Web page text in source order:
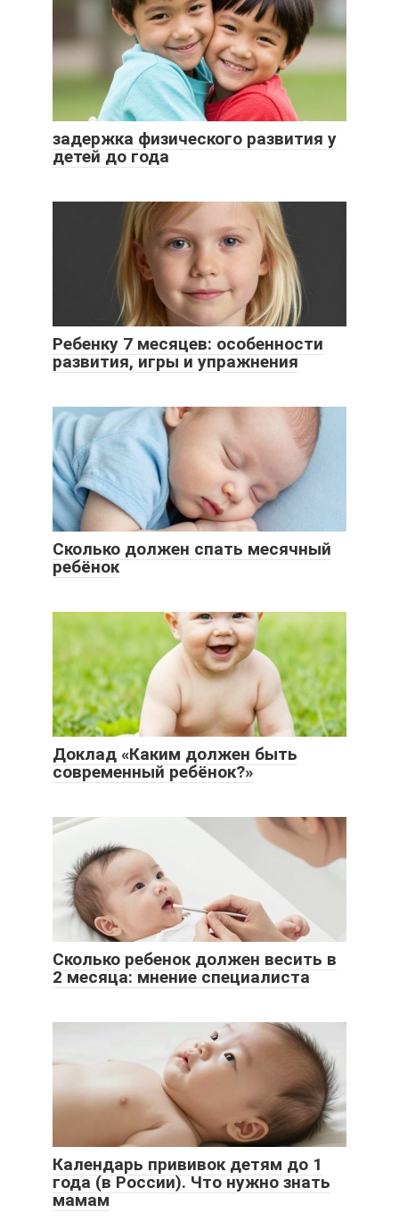
задержка физического развития у
детей до года
Ребенку 7 месяцев: особенности
развития, игры и упражнения
Сколько должен спать месячный
ребёнок
Доклад «Каким должен быть
современный ребёнок?»
Сколько ребенок должен весить в
2 месяца: мнение специалиста
Календарь прививок детям до 1
года (в России). Что нужно знать
мамам